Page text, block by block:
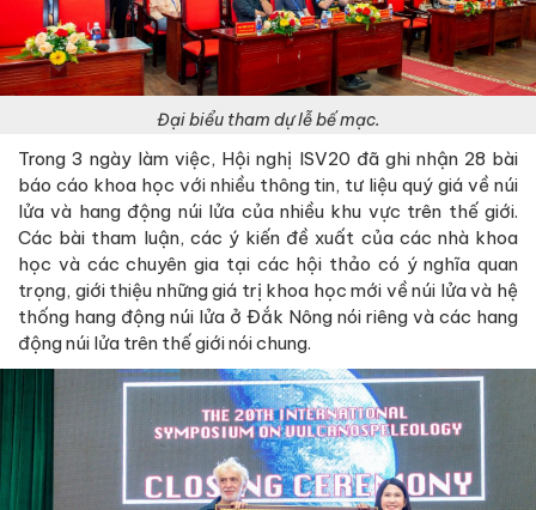
Đại biểu tham dự lễ bế mạc.
Trong 3 ngày làm việc, Hội nghị ISV20 đã ghi nhận 28 bài
báo cáo khoa học với nhiều thông tin, tư liệu quý giá về núi
lửa và hang động núi lửa của nhiều khu vực trên thế giới.
Các bài tham luận, các ý kiến đề xuất của các nhà khoa
học và các chuyên gia tại các hội thảo có ý nghĩa quan
trọng, giới thiệu những giá trị khoa học mới về núi lửa và hệ
thống hang động núi lửa ở Đắk Nông nói riêng và các hang
động núi lửa trên thế giới nói chung.